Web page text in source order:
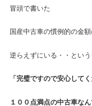
冒頭で書いた
国産中古車の慣例的の金
逆らえずにいる・・という
「完璧ですので安心して
１００点満点の中古車な